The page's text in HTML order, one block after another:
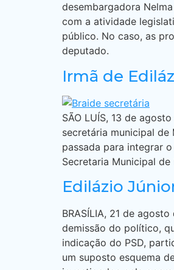
desembargadora
com a atividade
público. No caso, as
deputado.
Irmã de
SÃO LUÍS, 13 de
secretária municipal de
passada para integrar
Secretaria Municipal
Edilázio
BRASÍLIA, 21 de
demissão do político,
indicação do PSD,
um suposto esquema